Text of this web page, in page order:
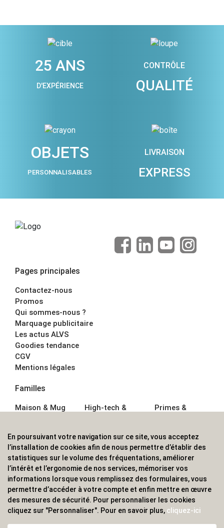
25 ANS
D'EXPÉRIENCE
CONTRÔLE
QUALITÉ
OBJETS
PERSONNALISABLES
LIVRAISON
EXPRESS
Pages principales
Contactez-nous
Promos
Qui sommes-nous ?
Marquage publicitaire
Les actus ALVS
Goodies tendance
CGV
Mentions légales
Familles
Maison & Mug
Écriture
Bagagerie sacs
High-tech &
Sport &
Outdoor
Enfant
Primes &
Boisson
Textile &
Casquette
Accessoires de
ALVS, fournisseur d'objets publicitaires, pour les
professionnels. Une implantation nationale, une
couverture internationale.
En poursuivant votre navigation sur ce site, vous acceptez
l’installation de cookies afin de nous permettre d’établir des
statistiques sur le volume des fréquentations, améliorer
l’intérêt et l’ergonomie de nos services, mémoriser vos
informations lorsque vous remplissez des formulaires, vous
permettre d’accéder à votre compte et enfin mettre en œuvre
des mesures de sécurité. Pour personnaliser les cookies
cliquez sur "Personnaliser". Pour en savoir plus, cliquez-ici